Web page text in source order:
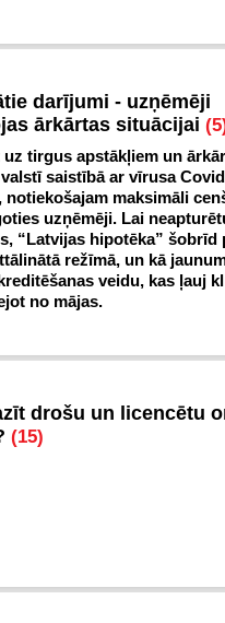
darījumi - uzņēmēji
ārkārtas situācijai
uz tirgus apstākļiem un
saistībā ar vīrusa
notiekošajam maksimāli
uzņēmēji. Lai
“Latvijas hipotēka” šobrīd
režīmā, un kā
veidu, kas ļauj
no mājas.
drošu un licencētu
(15)